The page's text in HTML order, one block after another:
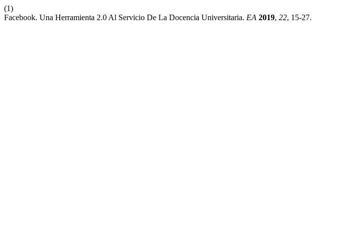
(1)
Facebook. Una Herramienta 2.0 Al Servicio De La Docencia Universitaria. EA 2019, 22, 15-27.